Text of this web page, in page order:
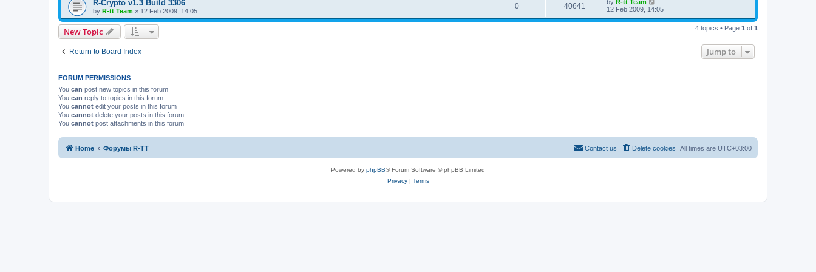
e
l
i
s
tp
o
s
R-Crypto v1.3 Build 3306
by R-tt Team » 12 Feb 2009, 14:05
0R
e
e
40641
i
a
t
by R-tt Team
12 Feb 2009, 14:05
New Topic 4 topics • Page 1 of 1
Return to Board Index Jump to
FORUM PERMISSIONS
You can post new topics in this forum
You can reply to topics in this forum
You cannot edit your posts in this forum
You cannot delete your posts in this forum
You cannot post attachments in this forum
Home Форумы R-TT All times are UTC+03:00
Delete cookies
Contact us
Powered by phpBB® Forum Software © phpBB Limited
Privacy| Terms